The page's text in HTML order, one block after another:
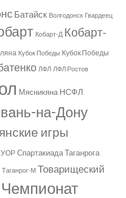
Батайск Волгодонск Гвардеец
Кобарт-Д Кобарт-
Кубок Победы Кубок Победы
ЛФЛ ЛФЛ Ростов
Мясникяна НСФЛ
на-Дону
игры
УОР Спартакиада Таганрога
Таганрог-М Товарищеский
Чемпионат